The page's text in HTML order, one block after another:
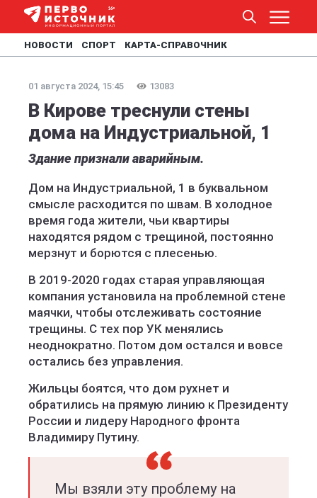
НОВОСТИ СПОРТ КАРТА-СПРАВОЧНИК
01 августа 2024, 15:45 13083
В Кирове треснули стены
дома на Индустриальной, 1
Здание признали аварийным.
Дом на Индустриальной, 1 в буквальном
смысле расходится по швам. В холодное
время года жители, чьи квартиры
находятся рядом с трещиной, постоянно
мерзнут и борются с плесенью.
В 2019-2020 годах старая управляющая
компания установила на проблемной стене
маячки, чтобы отслеживать состояние
трещины. С тех пор УК менялись
неоднократно. Потом дом остался и вовсе
остались без управления.
Жильцы боятся, что дом рухнет и
обратились на прямую линию к Президенту
России и лидеру Народного фронта
Владимиру Путину.
Мы взяли эту проблему на